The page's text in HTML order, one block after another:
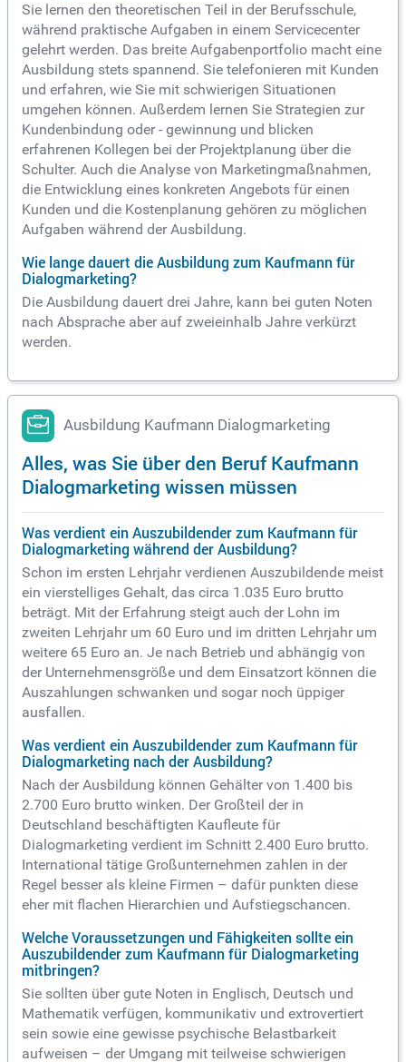
Sie lernen den theoretischen Teil in der Berufsschule,
während praktische Aufgaben in einem Servicecenter
gelehrt werden. Das breite Aufgabenportfolio macht eine
Ausbildung stets spannend. Sie telefonieren mit Kunden
und erfahren, wie Sie mit schwierigen Situationen
umgehen können. Außerdem lernen Sie Strategien zur
Kundenbindung oder - gewinnung und blicken
erfahrenen Kollegen bei der Projektplanung über die
Schulter. Auch die Analyse von Marketingmaßnahmen,
die Entwicklung eines konkreten Angebots für einen
Kunden und die Kostenplanung gehören zu möglichen
Aufgaben während der Ausbildung.
Wie lange dauert die Ausbildung zum Kaufmann für
Dialogmarketing?
Die Ausbildung dauert drei Jahre, kann bei guten Noten
nach Absprache aber auf zweieinhalb Jahre verkürzt
werden.
Ausbildung Kaufmann Dialogmarketing
Alles, was Sie über den Beruf Kaufmann
Dialogmarketing wissen müssen
Was verdient ein Auszubildender zum Kaufmann für
Dialogmarketing während der Ausbildung?
Schon im ersten Lehrjahr verdienen Auszubildende meist
ein vierstelliges Gehalt, das circa 1.035 Euro brutto
beträgt. Mit der Erfahrung steigt auch der Lohn im
zweiten Lehrjahr um 60 Euro und im dritten Lehrjahr um
weitere 65 Euro an. Je nach Betrieb und abhängig von
der Unternehmensgröße und dem Einsatzort können die
Auszahlungen schwanken und sogar noch üppiger
ausfallen.
Was verdient ein Auszubildender zum Kaufmann für
Dialogmarketing nach der Ausbildung?
Nach der Ausbildung können Gehälter von 1.400 bis
2.700 Euro brutto winken. Der Großteil der in
Deutschland beschäftigten Kaufleute für
Dialogmarketing verdient im Schnitt 2.400 Euro brutto.
International tätige Großunternehmen zahlen in der
Regel besser als kleine Firmen – dafür punkten diese
eher mit flachen Hierarchien und Aufstiegschancen.
Welche Voraussetzungen und Fähigkeiten sollte ein
Auszubildender zum Kaufmann für Dialogmarketing
mitbringen?
Sie sollten über gute Noten in Englisch, Deutsch und
Mathematik verfügen, kommunikativ und extrovertiert
sein sowie eine gewisse psychische Belastbarkeit
aufweisen – der Umgang mit teilweise schwierigen